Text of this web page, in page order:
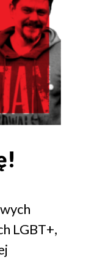
LGBT+,